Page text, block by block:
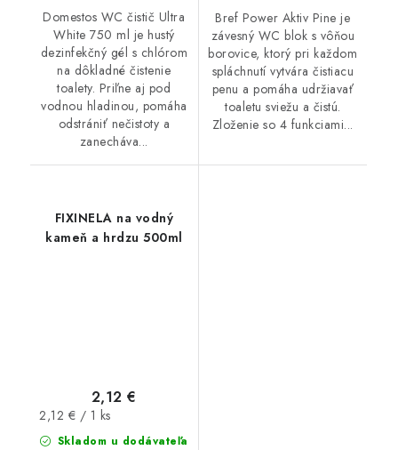
Domestos WC čistič Ultra
White 750 ml je hustý
dezinfekčný gél s chlórom
na dôkladné čistenie
toalety. Priľne aj pod
vodnou hladinou, pomáha
odstrániť nečistoty a
zanecháva...
Bref Power Aktiv Pine je
závesný WC blok s vôňou
borovice, ktorý pri každom
spláchnutí vytvára čistiacu
penu a pomáha udržiavať
toaletu sviežu a čistú.
Zloženie so 4 funkciami...
FIXINELA na vodný
kameň a hrdzu 500ml
Skladom u dodávateľa
2,12 €
Jednotková
cena:
2,12 € / 1 ks